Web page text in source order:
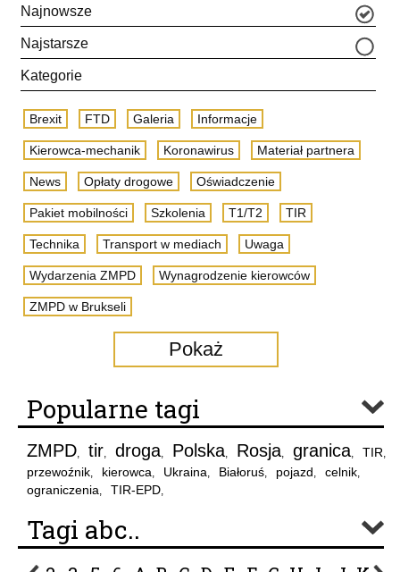
Najnowsze
Najstarsze
Kategorie
Brexit FTD Galeria Informacje
Kierowca-mechanik Koronawirus Materiał partnera
News Opłaty drogowe Oświadczenie
Pakiet mobilności Szkolenia T1/T2 TIR
Technika Transport w mediach Uwaga
Wydarzenia ZMPD Wynagrodzenie kierowców
ZMPD w Brukseli
Pokaż
Popularne tagi
ZMPD, tir, droga, Polska, Rosja, granica, TIR,
przewoźnik, kierowca, Ukraina, Białoruś, pojazd, celnik,
ograniczenia, TIR-EPD,
Tagi abc..